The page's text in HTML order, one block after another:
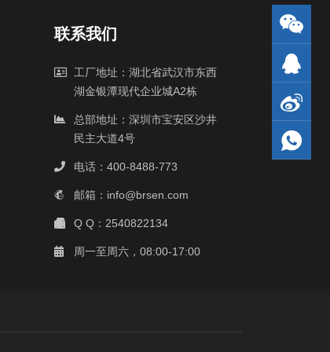
联系我们
工厂地址：湖北省武汉市东西
湖金银潭现代企业城A2栋
总部地址：深圳市宝安区沙井
民主大道4号
电话：400-8488-773
邮箱：info@brsen.com
Q Q：2540822134
周一至周六，08:00-17:00